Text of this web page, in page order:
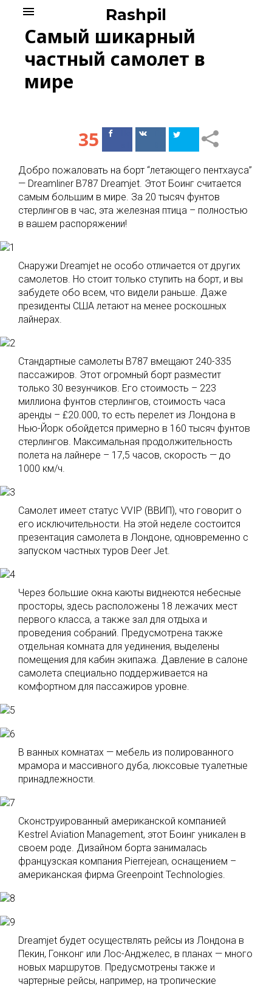
content
Rashpil
menu
Самый шикарный
частный самолет в
мире
35
ПоделитьсяПоделиться
Добро пожаловать на борт “летающего пентхауса”
— Dreamliner B787 Dreamjet. Этот Боинг считается
самым большим в мире. За 20 тысяч фунтов
стерлингов в час, эта железная птица – полностью
в вашем распоряжении!
Снаружи Dreamjet не особо отличается от других
самолетов. Но стоит только ступить на борт, и вы
забудете обо всем, что видели раньше. Даже
президенты США летают на менее роскошных
лайнерах.
Стандартные самолеты B787 вмещают 240-335
пассажиров. Этот огромный борт разместит
только 30 везунчиков. Его стоимость – 223
миллиона фунтов стерлингов, стоимость часа
аренды – £20.000, то есть перелет из Лондона в
Нью-Йорк обойдется примерно в 160 тысяч фунтов
стерлингов. Максимальная продолжительность
полета на лайнере – 17,5 часов, скорость — до
1000 км/ч.
Самолет имеет статус VVIP (ВВИП), что говорит о
его исключительности. На этой неделе состоится
презентация самолета в Лондоне, одновременно с
запуском частных туров Deer Jet.
Через большие окна каюты виднеются небесные
просторы, здесь расположены 18 лежачих мест
первого класса, а также зал для отдыха и
проведения собраний. Предусмотрена также
отдельная комната для уединения, выделены
помещения для кабин экипажа. Давление в салоне
самолета специально поддерживается на
комфортном для пассажиров уровне.
В ванных комнатах — мебель из полированного
мрамора и массивного дуба, люксовые туалетные
принадлежности.
Сконструированный американской компанией
Kestrel Aviation Management, этот Боинг уникален в
своем роде. Дизайном борта занималась
французская компания Pierrejean, оснащением –
американская фирма Greenpoint Technologies.
Dreamjet будет осуществлять рейсы из Лондона в
Пекин, Гонконг или Лос-Анджелес, в планах — много
новых маршрутов. Предусмотрены также и
чартерные рейсы, например, на тропические